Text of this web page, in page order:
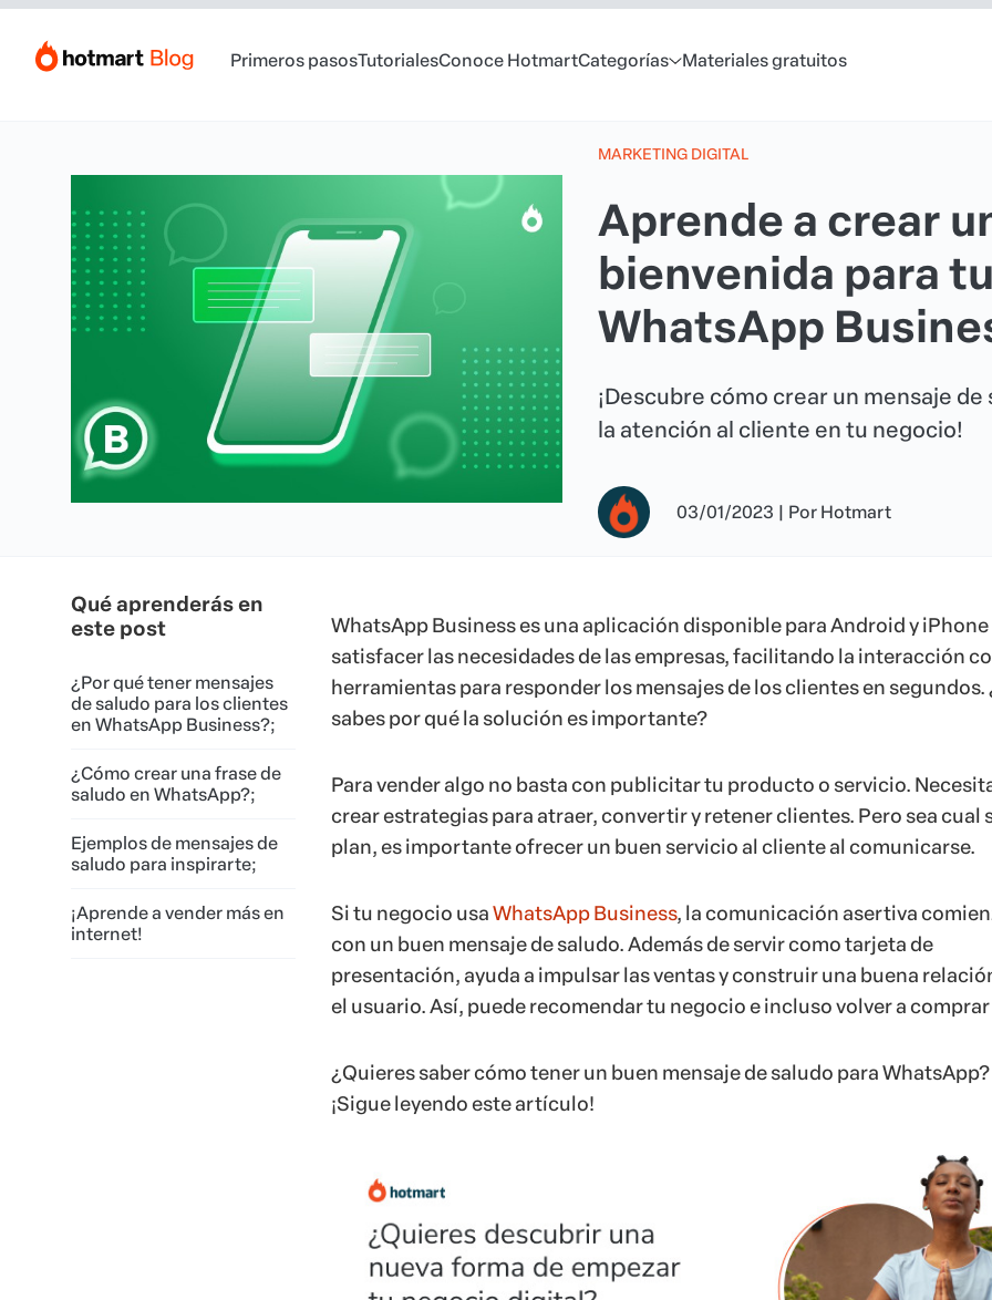
Primeros pasosTutorialesConoce HotmartCategorías Materiales gratuitos
MARKETING DIGITAL
Aprende a crear
bienvenida para
WhatsApp
¡Descubre cómo crear un mensaje
la atención al cliente en tu negocio!
03/01/2023 | Por Hotmart
Qué aprenderás en
este post
¿Por qué tener mensajes
de saludo para los clientes
en WhatsApp Business?;
¿Cómo crear una frase de
saludo en WhatsApp?;
Ejemplos de mensajes de
saludo para inspirarte;
¡Aprende a vender más en
internet!
WhatsApp Business es una aplicación disponible para Android y iPhone
satisfacer las necesidades de las empresas, facilitando la interacción
herramientas para responder los mensajes de los clientes en segundos.
sabes por qué la solución es importante?
Para vender algo no basta con publicitar tu producto o servicio.
crear estrategias para atraer, convertir y retener clientes. Pero sea cual
plan, es importante ofrecer un buen servicio al cliente al comunicarse.
Si tu negocio usaWhatsApp Business, la comunicación asertiva
con un buen mensaje de saludo. Además de servir como tarjeta de
presentación, ayuda a impulsar las ventas y construir una buena
el usuario. Así, puede recomendar tu negocio e incluso volver a comprar
¿Quieres saber cómo tener un buen mensaje de saludo para WhatsApp?
¡Sigue leyendo este artículo!